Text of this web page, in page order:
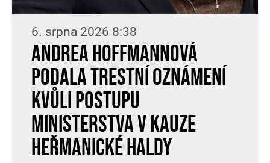
6. srpna 2026 8:38
Andrea Hoffmannová
podala trestní oznámení
kvůli postupu
ministerstva v kauze
Heřmanické haldy